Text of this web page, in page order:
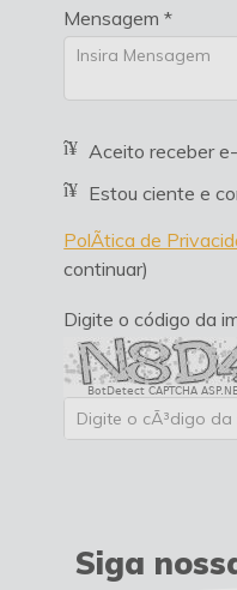
Mensagem *
Aceito receber
Estou ciente e
PolÃ­tica de
continuar)
Digite o código da
BotDetect CAPTCHA
Siga